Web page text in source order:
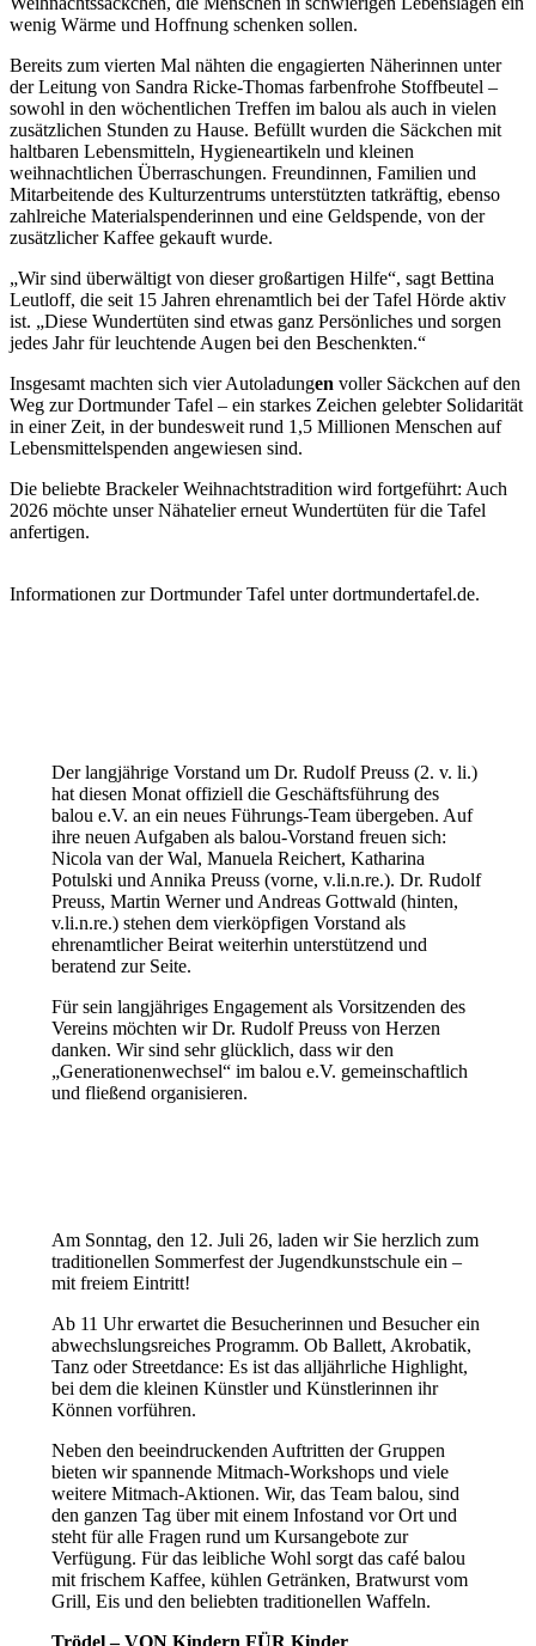
wenig Wärme und Hoffnung schenken sollen.
Bereits zum vierten Mal nähten die engagierten Näherinnen unter
der Leitung von Sandra Ricke-Thomas farbenfrohe Stoffbeutel –
sowohl in den wöchentlichen Treffen im balou als auch in vielen
zusätzlichen Stunden zu Hause. Befüllt wurden die Säckchen mit
haltbaren Lebensmitteln, Hygieneartikeln und kleinen
weihnachtlichen Überraschungen. Freundinnen, Familien und
Mitarbeitende des Kulturzentrums unterstützten tatkräftig, ebenso
zahlreiche Materialspenderinnen und eine Geldspende, von der
zusätzlicher Kaffee gekauft wurde.
„Wir sind überwältigt von dieser großartigen Hilfe“, sagt Bettina
Leutloff, die seit 15 Jahren ehrenamtlich bei der Tafel Hörde aktiv
ist. „Diese Wundertüten sind etwas ganz Persönliches und sorgen
jedes Jahr für leuchtende Augen bei den Beschenkten.“
Insgesamt machten sich vier Autoladungen voller Säckchen auf den
Weg zur Dortmunder Tafel – ein starkes Zeichen gelebter Solidarität
in einer Zeit, in der bundesweit rund 1,5 Millionen Menschen auf
Lebensmittelspenden angewiesen sind.
Die beliebte Brackeler Weihnachtstradition wird fortgeführt: Auch
2026 möchte unser Nähatelier erneut Wundertüten für die Tafel
anfertigen.
Informationen zur Dortmunder Tafel unter dortmundertafel.de.
Der langjährige Vorstand um Dr. Rudolf Preuss (2. v. li.)
hat diesen Monat offiziell die Geschäftsführung des
balou e.V. an ein neues Führungs-Team übergeben. Auf
ihre neuen Aufgaben als balou-Vorstand freuen sich:
Nicola van der Wal, Manuela Reichert, Katharina
Potulski und Annika Preuss (vorne, v.li.n.re.). Dr. Rudolf
Preuss, Martin Werner und Andreas Gottwald (hinten,
v.li.n.re.) stehen dem vierköpfigen Vorstand als
ehrenamtlicher Beirat weiterhin unterstützend und
beratend zur Seite.
Für sein langjähriges Engagement als Vorsitzenden des
Vereins möchten wir Dr. Rudolf Preuss von Herzen
danken. Wir sind sehr glücklich, dass wir den
„Generationenwechsel“ im balou e.V. gemeinschaftlich
und fließend organisieren.
Am Sonntag, den 12. Juli 26, laden wir Sie herzlich zum
traditionellen Sommerfest der Jugendkunstschule ein –
mit freiem Eintritt!
Ab 11 Uhr erwartet die Besucherinnen und Besucher ein
abwechslungsreiches Programm. Ob Ballett, Akrobatik,
Tanz oder Streetdance: Es ist das alljährliche Highlight,
bei dem die kleinen Künstler und Künstlerinnen ihr
Können vorführen.
Neben den beeindruckenden Auftritten der Gruppen
bieten wir spannende Mitmach-Workshops und viele
weitere Mitmach-Aktionen. Wir, das Team balou, sind
den ganzen Tag über mit einem Infostand vor Ort und
steht für alle Fragen rund um Kursangebote zur
Verfügung. Für das leibliche Wohl sorgt das café balou
mit frischem Kaffee, kühlen Getränken, Bratwurst vom
Grill, Eis und den beliebten traditionellen Waffeln.